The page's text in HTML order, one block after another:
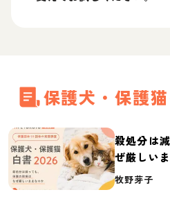
保護犬・保護
殺処分は
ぜ厳しい
体の実態
牧野芽子